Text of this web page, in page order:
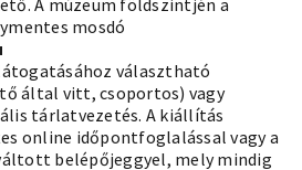
A múzeum földszintjén a
mosdó
választható
által vitt, csoportos) vagy
tárlatvezetés. A kiállítás
online időpontfoglalással vagy a
belépőjeggyel, mely mindig